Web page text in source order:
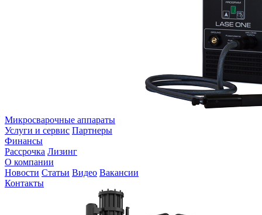
Микросварочные аппараты
Услуги и сервис Партнеры
Финансы
Рассрочка Лизинг
О компании
Новости Статьи Видео Вакансии
Контакты